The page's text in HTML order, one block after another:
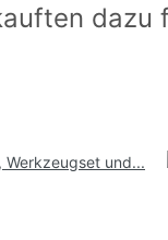
dazu